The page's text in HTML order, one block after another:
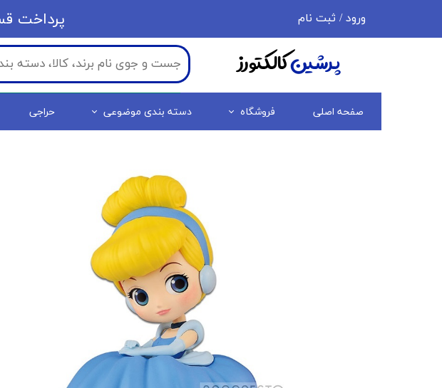
ورود / ثبت نام
حساب کاربری من
تغییر گذر واژه
سفارشات
خروج از حساب کاربری
​​پرداخت
صفحه اصلی فروشگاه دسته بندی موضوعی حراجی
پرشینکالکتورز